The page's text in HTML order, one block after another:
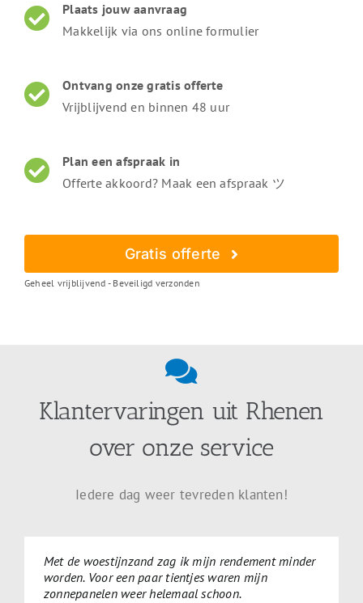
Plaats jouw aanvraag
Makkelijk via ons online formulier
Ontvang onze gratis offerte
Vrijblijvend en binnen 48 uur
Plan een afspraak in
Offerte akkoord? Maak een afspraak ツ
Gratis offerte
Geheel vrijblijvend - Beveiligd verzonden
Klantervaringen uit Rhenen
over onze service
Iedere dag weer tevreden klanten!
Met de woestijnzand zag ik mijn rendement minder
worden. Voor een paar tientjes waren mijn
zonnepanelen weer helemaal schoon.